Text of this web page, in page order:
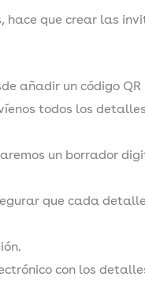
que crear las
añadir un código
todos los
un borrador
que cada
con los